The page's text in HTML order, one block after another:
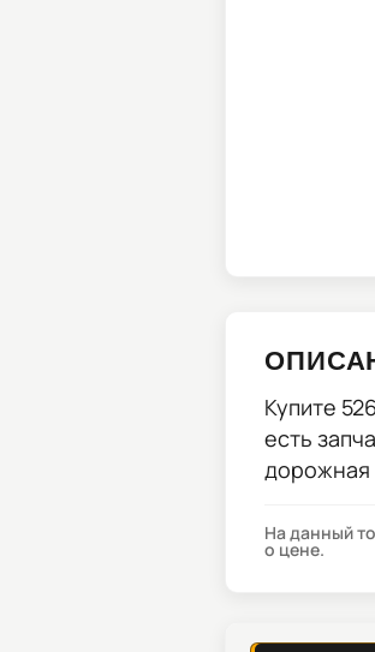
Купите
есть
дорожная
На данный
о цене.